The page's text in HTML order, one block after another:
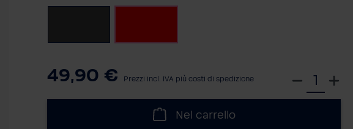
49,90 € Prezzi incl. IVA più costi di spedizione
Nel carrello